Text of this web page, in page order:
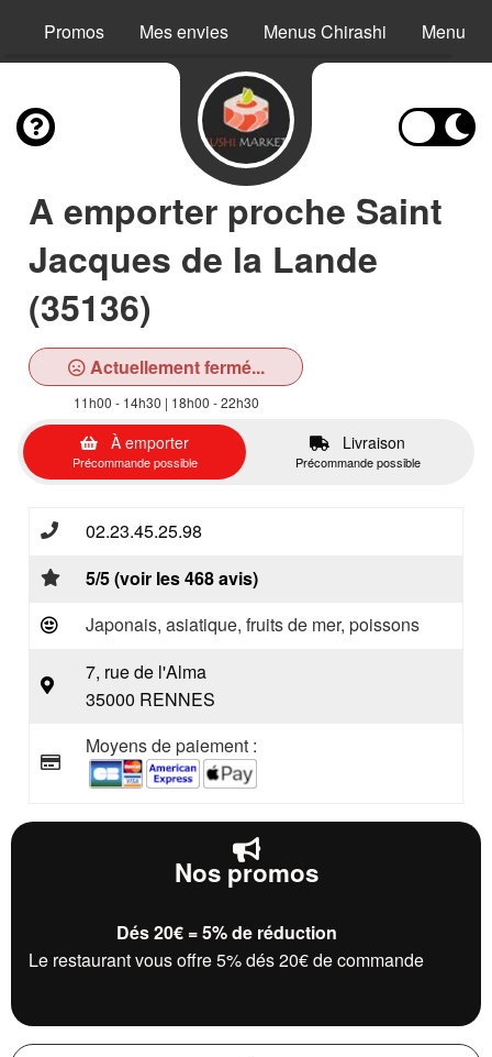
Promos Mes envies Menus Chirashi Menus
A emporter proche Saint
Jacques de la Lande
(35136)
Actuellement fermé...
11h00 - 14h30 | 18h00 - 22h30
À emporter
Précommande possible
Livraison
Précommande possible
02.23.45.25.98
5/5 (voir les 468 avis)
Japonais, asiatique, fruits de mer, poissons
7, rue de l'Alma
35000 RENNES
Moyens de paiement :
Nos promos
Dés 20€ = 5% de réduction
Le restaurant vous offre 5% dés 20€ de commande